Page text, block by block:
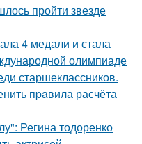
пройти звезде
4 медали и стала
олимпиаде
старшеклассников.
пpaвила расчёта
Регина тодоренко